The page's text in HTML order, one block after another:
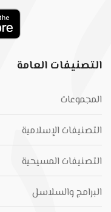
التصنيفات العامة
المجموعات
التصنيفات الإسلامية
التصنيفات المسيحية
البرامج والسلاسل